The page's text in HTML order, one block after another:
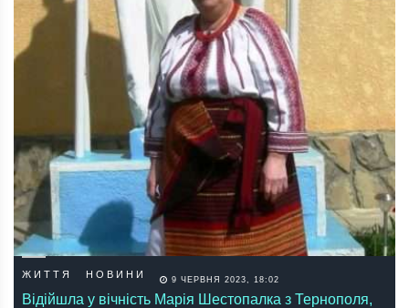
ЖИТТЯ НОВИНИ 9 ЧЕРВНЯ 2023, 18:02
Відійшла у вічність Марія Шестопалка з Тернополя,